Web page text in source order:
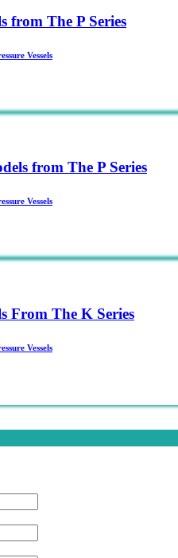
from The P Series
Vessels
from The P Series
Vessels
From The K Series
Vessels